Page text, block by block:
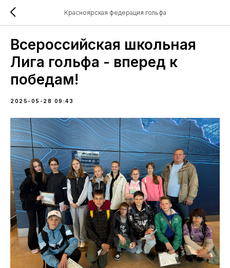
Красноярская федерация гольфа
Всероссийская школьная
Лига гольфа - вперед к
победам!
2025-05-28 09:43